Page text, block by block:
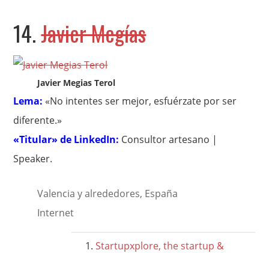
14.Javier Megías
Javier Megias Terol
Lema: «No intentes ser mejor, esfuérzate por ser
diferente.»
«Titular» de LinkedIn: Consultor artesano |
Speaker.
Valencia y alrededores, España
Internet
Startupxplore, the startup &